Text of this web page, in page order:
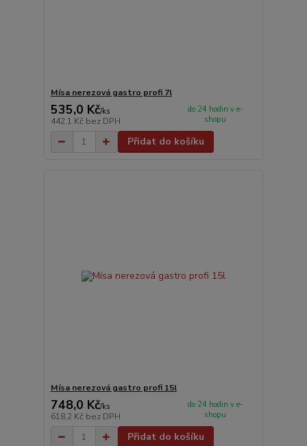
Mísa nerezová gastro profi 7l
535,0 Kč/ks
442,1 Kč bez DPH
do 24 hodin v e-
shopu
Přidat do košíku
Mísa nerezová gastro profi 15l
748,0 Kč/ks
618,2 Kč bez DPH
do 24 hodin v e-
shopu
Přidat do košíku